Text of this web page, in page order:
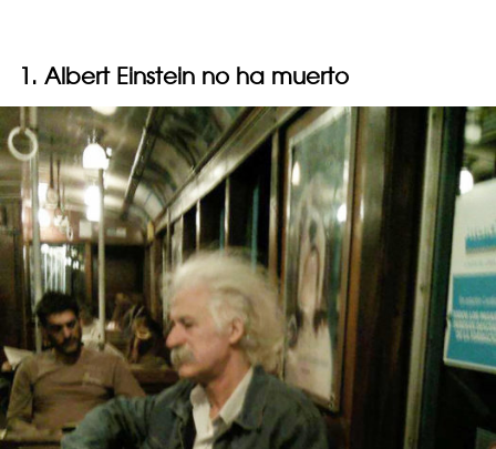
1. Albert Einstein no ha muerto